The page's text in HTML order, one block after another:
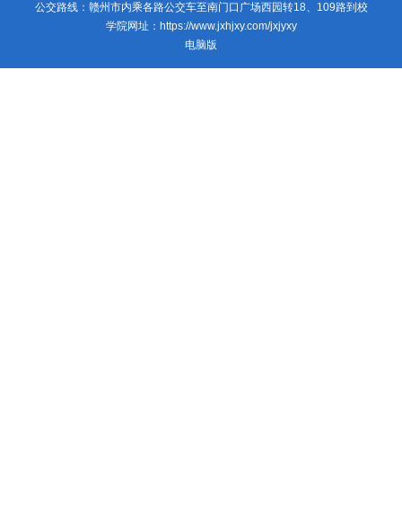
公交路线：赣州市内乘各路公交车至南门口广场西园转18、109路到校
学院网址：https://www.jxhjxy.com/jxjyxy
电脑版